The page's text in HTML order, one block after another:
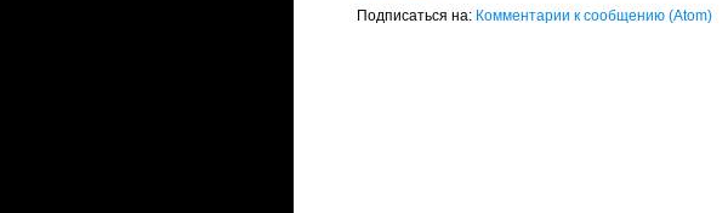
Подписаться на: Комментарии к сообщению (Atom)